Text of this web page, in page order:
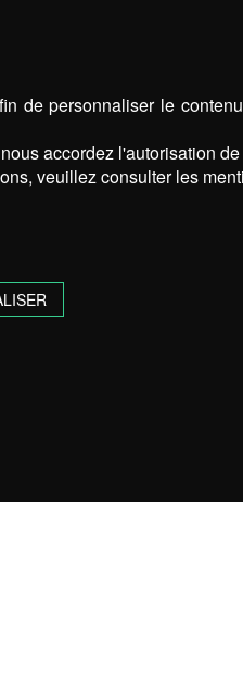
de personnaliser le
accordez l'autorisation
veuillez consulter les